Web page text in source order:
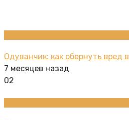
Одуванчик: как обернуть вред
7 месяцев назад
02